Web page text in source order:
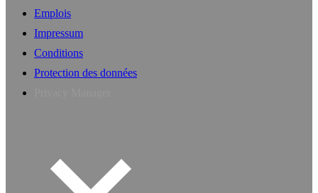
Emplois
Impressum
Conditions
Protection des données